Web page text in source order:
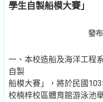
學生自製船模大賽」
發
一、本校造船及海洋工程
自製
船模大賽」，將於民國
校楠梓校區體育館游泳池